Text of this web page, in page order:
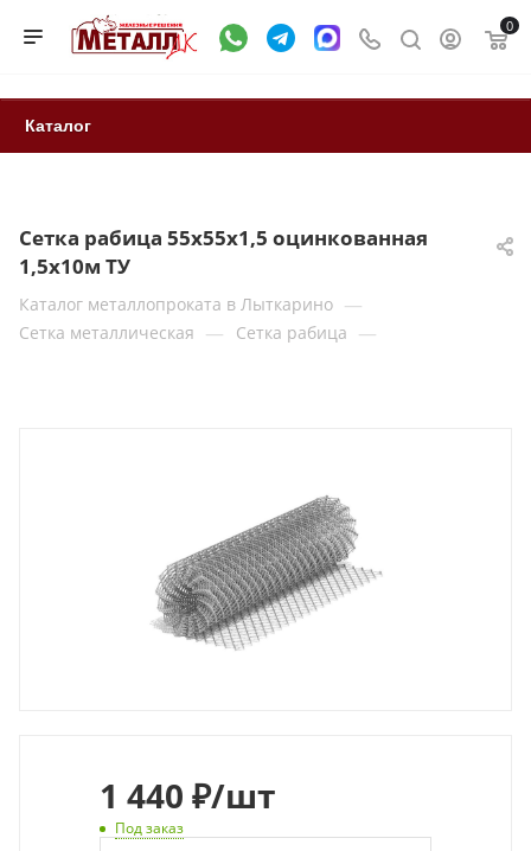
0
Каталог
Сетка рабица 55х55х1,5 оцинкованная
1,5х10м ТУ
Каталог металлопроката в Лыткарино —
Сетка металлическая — Сетка рабица —
1 440 ₽/шт
Под заказ